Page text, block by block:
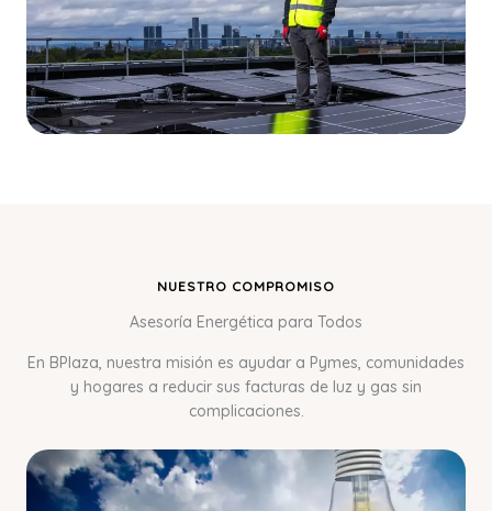
NUESTRO COMPROMISO
Asesoría Energética para Todos
En BPlaza, nuestra misión es ayudar a Pymes, comunidades
y hogares a reducir sus facturas de luz y gas sin
complicaciones.